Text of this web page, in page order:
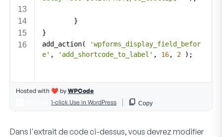
Dans l'extrait de code ci-dessus, vous devrez modifier